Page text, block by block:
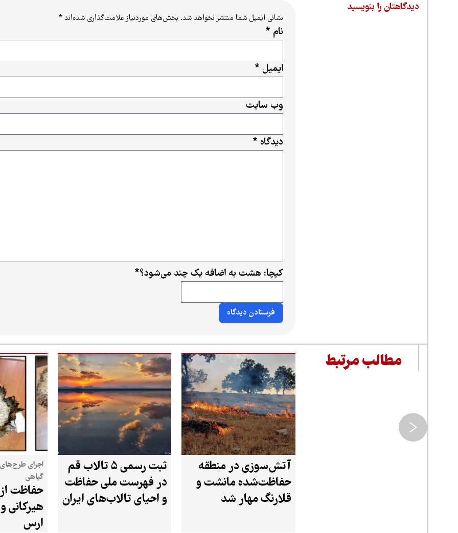
دیدگاهتان را بنویسید
نشانی ایمیل شما منتشر نخواهد شد. بخش‌های موردنیاز علامت‌گذاری شده‌اند*
دیدگاه *
نام *
ایمیل *
وب‌ سایت
کپچا: هشت به اضافه یک چند می‌شود؟*
مطالب مرتبط
آتش‌سوزی در منطقه
حفاظت‌شده مانشت و
قلارنگ مهار شد
ثبت رسمی ۵ تالاب قم
در فهرست ملی حفاظت
و احیای تالاب‌های ایران
اجرای
گیاهی
حفاظت
هیرکانی
ارس